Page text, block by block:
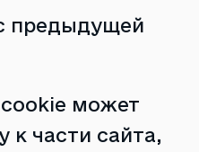
предыдущей
cookie может
к части сайта,